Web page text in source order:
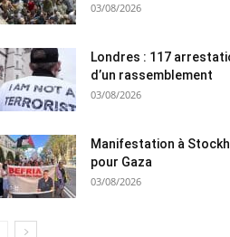
03/08/2026
Londres : 117
d’un rassemblement
03/08/2026
Manifestation à
pour Gaza
03/08/2026